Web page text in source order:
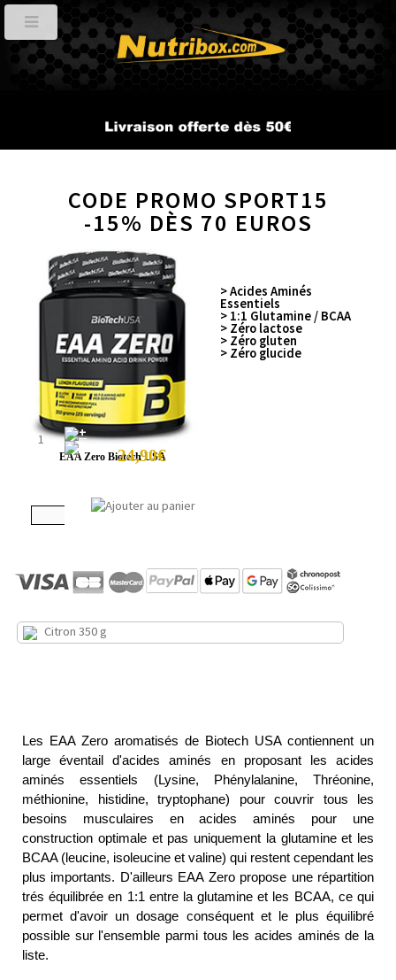
CODE PROMO SPORT15
-15% DÈS 70 EUROS
EAA Zero Biotech USA
> Acides Aminés
Essentiels
> 1:1 Glutamine / BCAA
> Zéro lactose
> Zéro gluten
> Zéro glucide
Citron 350 g
24,90€
Les EAA Zero aromatisés de Biotech USA contiennent un
large éventail d'acides aminés en proposant les acides
aminés essentiels (Lysine, Phénylalanine, Thréonine,
méthionine, histidine, tryptophane) pour couvrir tous les
besoins musculaires en acides aminés pour une
construction optimale et pas uniquement la glutamine et les
BCAA (leucine, isoleucine et valine) qui restent cependant les
plus importants. D'ailleurs EAA Zero propose une répartition
trés équilibrée en 1:1 entre la glutamine et les BCAA, ce qui
permet d'avoir un dosage conséquent et le plus équilibré
possible sur l'ensemble parmi tous les acides aminés de la
liste.